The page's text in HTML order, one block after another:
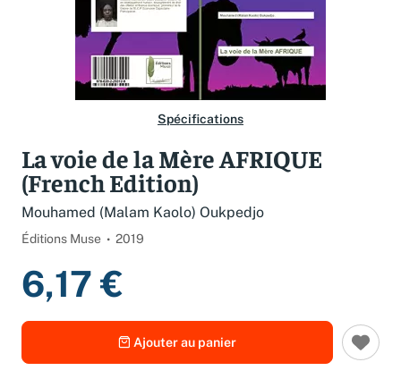
Meilleures ventes
Nos engagements
Activez les notifications dans votre compte pour être alerté dès
qu'il est en stock.
Créer une alerte
Spécifications
La voie de la Mère AFRIQUE
(French Edition)
Mouhamed (Malam Kaolo) Oukpedjo
Éditions Muse 2019
6,17 €
Ajouter au panier